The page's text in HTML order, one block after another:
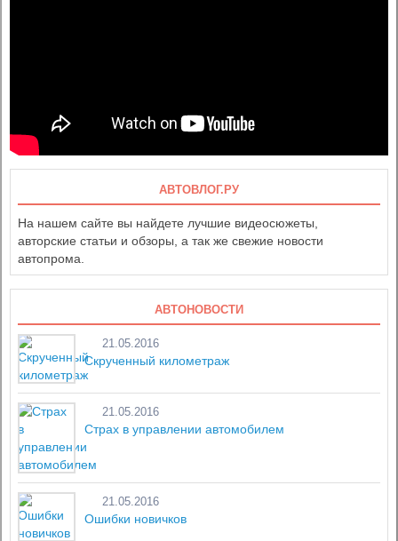
АВТОВЛОГ.РУ
На нашем сайте вы найдете лучшие видеосюжеты,
авторские статьи и обзоры, а так же свежие новости
автопрома.
АВТОНОВОСТИ
21.05.2016
Скрученный километраж
21.05.2016
Страх в управлении автомобилем
21.05.2016
Ошибки новичков